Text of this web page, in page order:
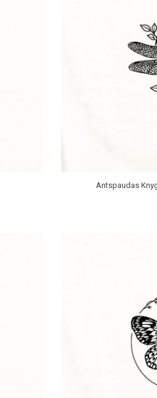
Antspaudas